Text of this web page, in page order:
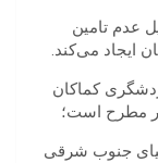
عدم تامین
ایجاد می‌کند.
کماکان
مطرح است؛
جنوب شرقی